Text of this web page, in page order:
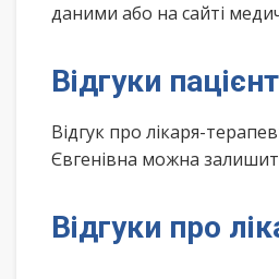
даними або на сайті
Відгуки
Відгук про лікаря-
Євгенівна можна
Відгуки про